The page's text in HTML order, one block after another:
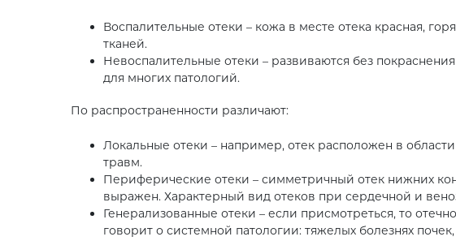
Воспалительные отеки – кожа в месте отека красная,
тканей.
Невоспалительные отеки – развиваются без
для многих патологий.
По распространенности различают:
Локальные отеки – например, отек расположен в
травм.
Периферические отеки – симметричный отек нижних
выражен. Характерный вид отеков при сердечной и
Генерализованные отеки – если присмотреться, то
говорит о системной патологии: тяжелых болезнях